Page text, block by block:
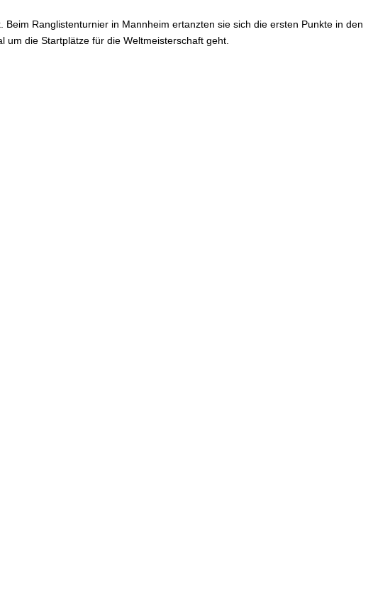
Ranglistenturnier in Mannheim ertanzten sie sich die ersten Punkte in den
um die Startplätze für die Weltmeisterschaft geht.